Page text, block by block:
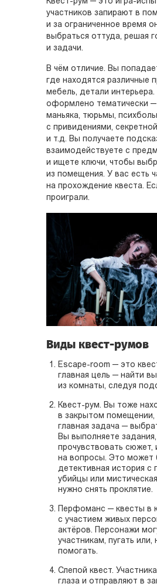
участников запирают в
и за ограниченное время
выбраться оттуда, решая
и задачи.
В чём отличие. Вы
где находятся различные
мебель, детали
оформлено тематически
маньяка, тюрьмы,
с привидениями,
и т.д. Вы получаете
взаимодействуете с
и ищете ключи, чтобы
из помещения. У вас есть
на прохождение квеста.
проиграли.
Виды квест-румов
Escape-room — это
главная цель — найти
из комнаты, следуя
Квест-рум. Вы тоже
в закрытом помещении,
главная задача —
Вы выполняете
прочувствовать
на вопросы. Это может
детективная история с
убийцы или
нужно снять проклятие.
Перфоманс — квесты в
с участием живых
актёров. Персонажи
участникам, пугать или,
помогать.
Слепой квеcт.
глаза и отправляют в